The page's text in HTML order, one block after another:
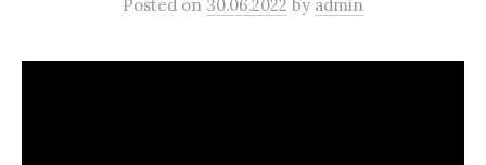
Posted on 30.06.2022 by admin